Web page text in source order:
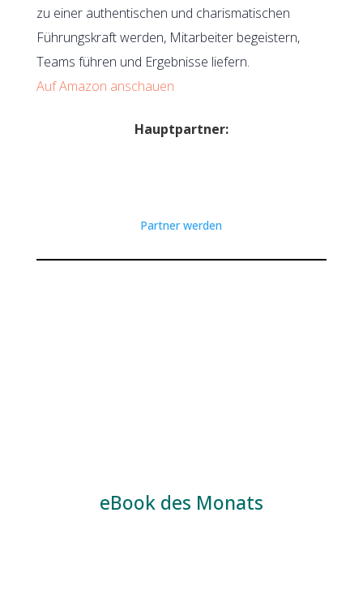
zu einer authentischen und charismatischen
Führungskraft werden, Mitarbeiter begeistern,
Teams führen und Ergebnisse liefern.
Auf Amazon anschauen
Hauptpartner:
Partner werden
eBook des Monats